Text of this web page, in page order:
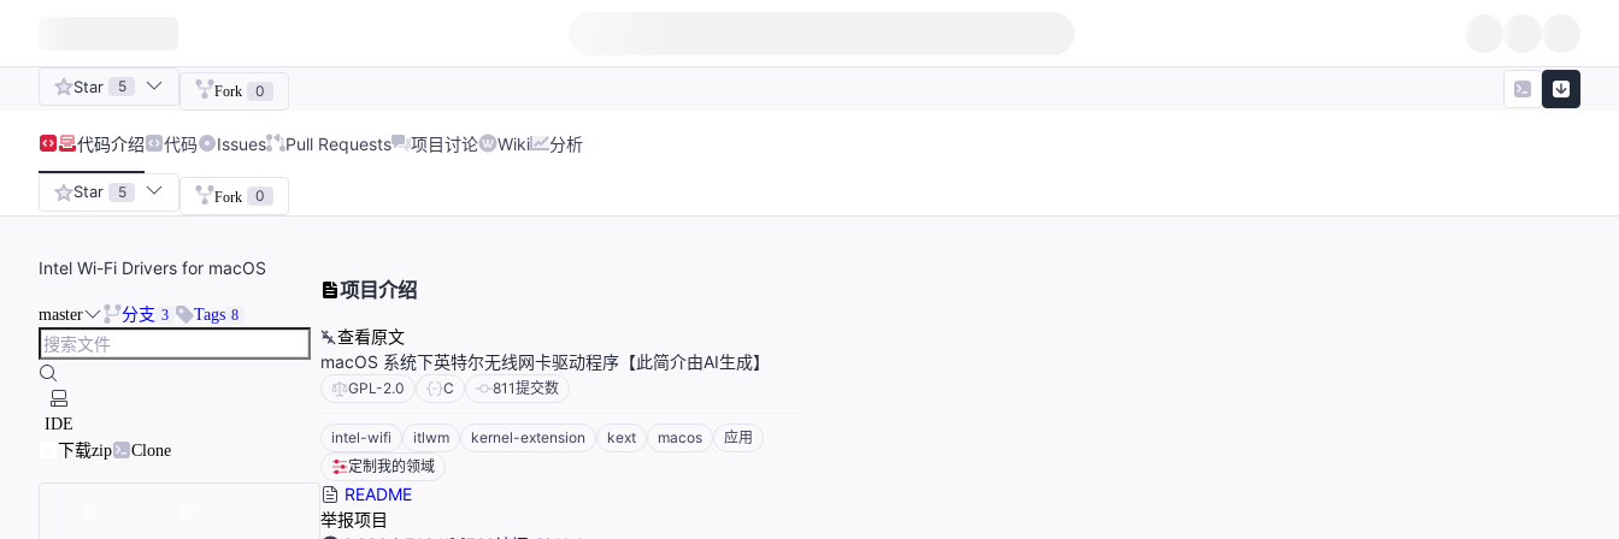
Star 5 Fork 0
代码介绍 代码 Issues Pull Requests 项目讨论 Wiki 分析
Star 5 Fork 0
Intel Wi-Fi Drivers for macOS
master 分支 3 Tags 8
IDE
下载zip
Clone
项目介绍
查看原文
macOS 系统下英特尔无线网卡驱动程序【此简介由AI生成】
GPL-2.0 C 811提交数
intel-wifi itlwm kernel-extension kext macos
应用
定制我的领域
README
举报项目